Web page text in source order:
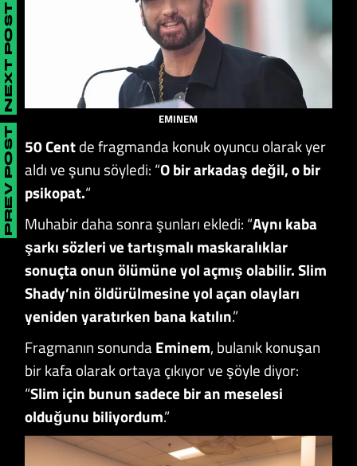
EMINEM
50 Centde fragmanda konuk oyuncu olarak yer
aldı ve şunu söyledi: “O bir arkadaş değil, o bir
psikopat.“
Muhabir daha sonra şunları ekledi: “Aynı kaba
şarkı sözleri ve tartışmalı maskaralıklar
sonuçta onun ölümüne yol açmış olabilir. Slim
Shady’nin öldürülmesine yol açan olayları
yeniden yaratırken bana katılın.”
Fragmanın sonundaEminem, bulanık konuşan
bir kafa olarak ortaya çıkıyor ve şöyle diyor:
“Slim için bunun sadece bir an meselesi
olduğunu biliyordum.”
PREV POST
NEXT POST